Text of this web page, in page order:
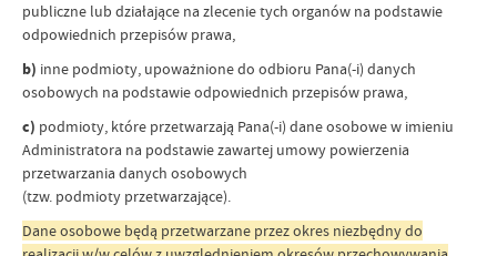
publiczne lub działające na zlecenie tych organów na podstawie
odpowiednich przepisów prawa,
b) inne podmioty, upoważnione do odbioru Pana(-i) danych
osobowych na podstawie odpowiednich przepisów prawa,
c) podmioty, które przetwarzają Pana(-i) dane osobowe w imieniu
Administratora na podstawie zawartej umowy powierzenia
przetwarzania danych osobowych
(tzw. podmioty przetwarzające).
Dane osobowe będą przetwarzane przez okres niezbędny do